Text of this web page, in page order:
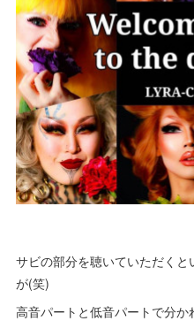
サビの部分を聴いていただく
が(笑)
高音パートと低音パートで分か